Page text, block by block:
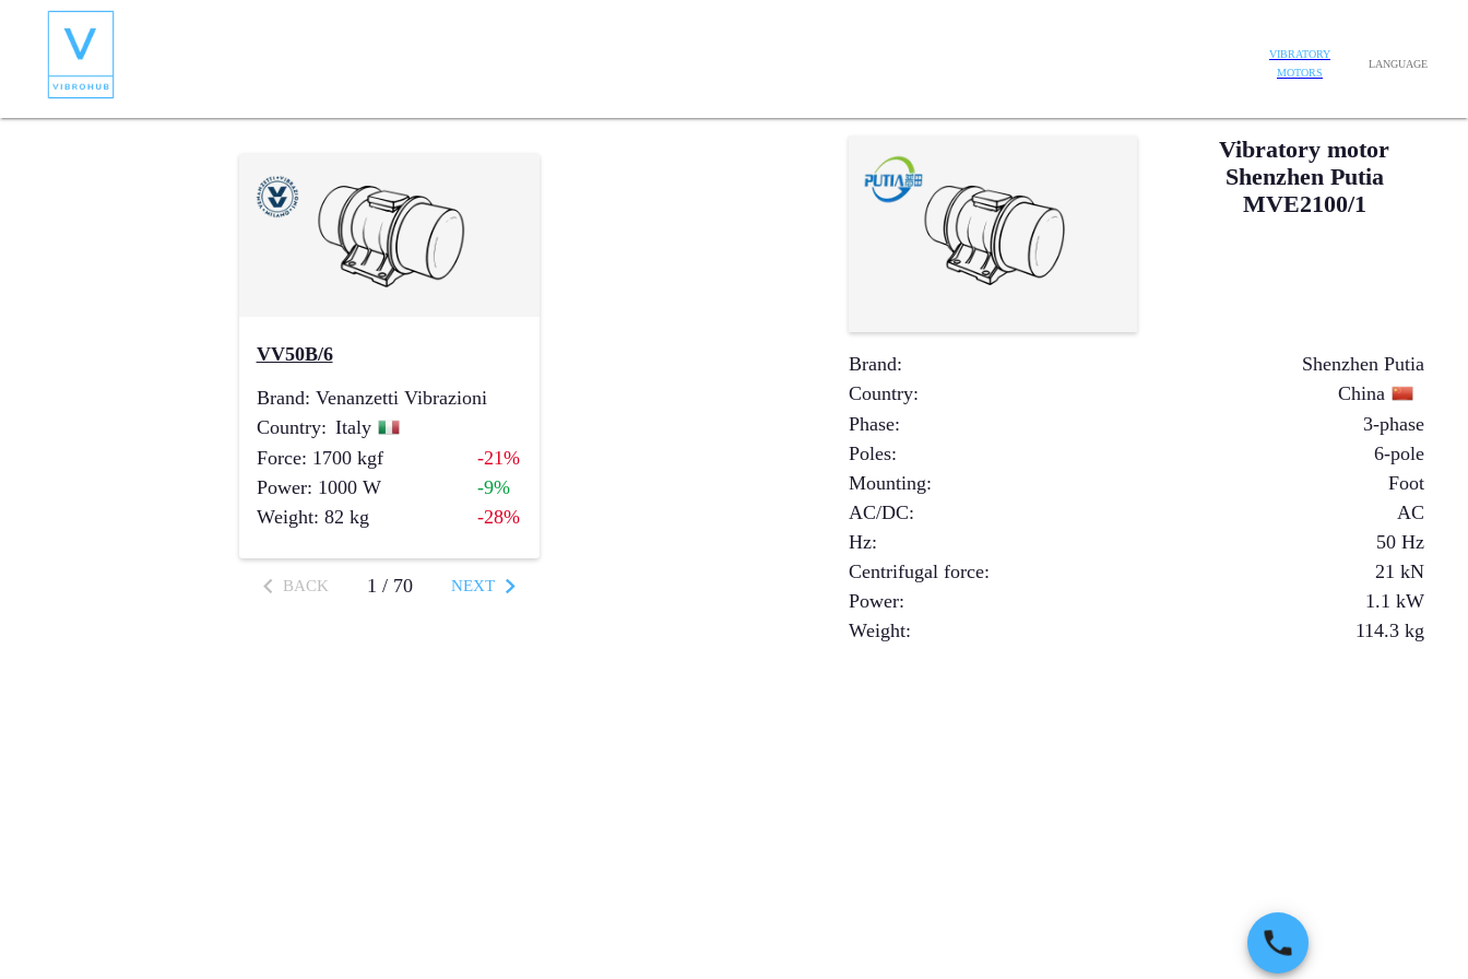
VIBRATORY
MOTORS
LANGUAGE
Vibratory motor
Shenzhen Putia
MVE2100/1
Brand:
Shenzhen Putia
Country:
China
Phase:
3-phase
Poles:
6-pole
Mounting:
Foot
AC/DC:
AC
Hz:
50 Hz
Centrifugal force: 21 kN
Power: 1.1 kW
Weight: 114.3 kg
VV50B/6
Brand: Venanzetti Vibrazioni
Country: Italy
Force: 1700 kgf
-21%
Power: 1000 W
-9%
Weight: 82 kg -28%
BACK 1 / 70 NEXT